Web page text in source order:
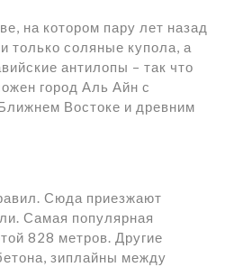
на котором пару лет назад
только соляные купола, а
антилопы – так что
город Аль Айн с
Востоке и древним
Сюда приезжают
Самая популярная
828 метров. Другие
зиплайны между